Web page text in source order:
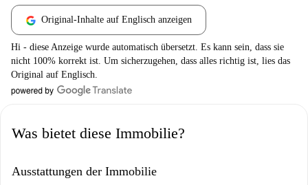
Original-Inhalte auf Englisch anzeigen
Hi - diese Anzeige wurde automatisch übersetzt. Es kann sein, dass sie
nicht 100% korrekt ist. Um sicherzugehen, dass alles richtig ist, lies das
Original auf Englisch.
Was bietet diese Immobilie?
Ausstattungen der Immobilie